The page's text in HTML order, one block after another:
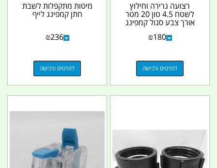
רצועה גרירה וחילוץ
לשטח 4.5 טון 20 מטר
אורך צבע סגול קמפינג
₪180
לפרטים ורכישה
מיטות מתקפלות לשבת
חתן קמפינג לייף
₪236
לפרטים ורכישה